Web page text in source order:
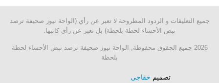
جميع التعليقات و الردود المطروحة لا تعبر عن رأي (الواحة نيوز صحيفة ترصد
نبض الأحساء لحظة بلحظة) بل تعبر عن رأي كاتبها.
2026 جميع الحقوق محفوظة, الواحة نيوز صحيفة ترصد نبض الأحساء لحظة
بلحظة
تصميم خفاجى